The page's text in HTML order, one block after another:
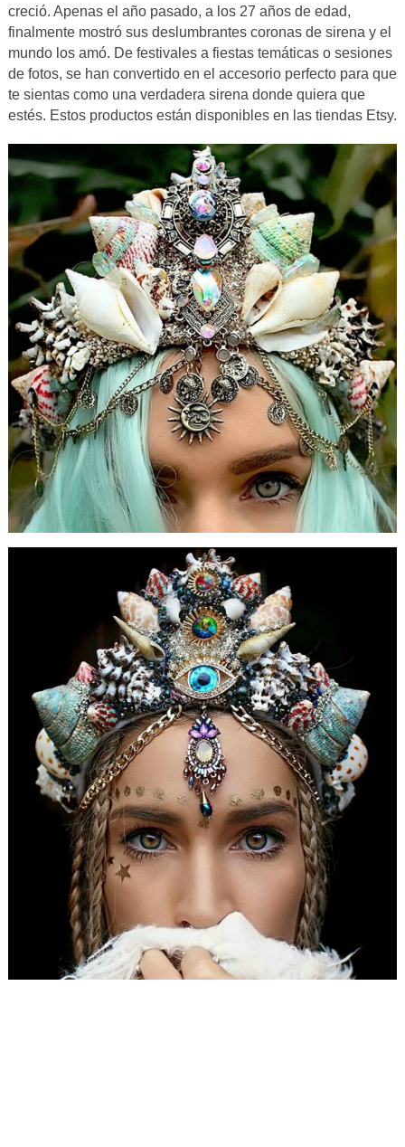
creció. Apenas el año pasado, a los 27 años de edad,
finalmente mostró sus deslumbrantes coronas de sirena y el
mundo los amó. De festivales a fiestas temáticas o sesiones
de fotos, se han convertido en el accesorio perfecto para que
te sientas como una verdadera sirena donde quiera que
estés. Estos productos están disponibles en las tiendas Etsy.